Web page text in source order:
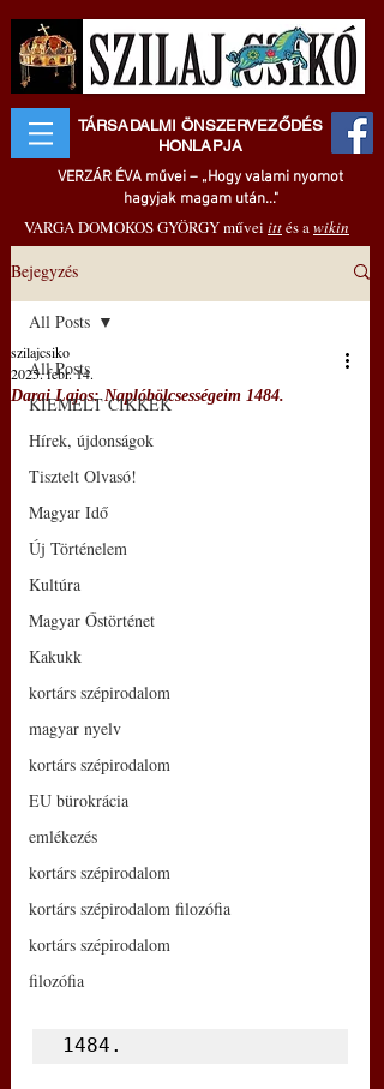
TÁRSADALMI ÖNSZERVEZŐDÉS
HONLAPJA
VERZÁR ÉVA művei – „Hogy valami nyomot
hagyjak magam után..."
VARGA DOMOKOS GYÖRGY művei ittés awikin
Bejegyzés
All Posts
KIEMELT CIKKEK
Hírek, újdonságok
Tisztelt Olvasó!
Magyar Idő
Új Történelem
Kultúra
Magyar Őstörténet
Kakukk
kortárs szépirodalom
magyar nyelv
kortárs szépirodalom
EU bürokrácia
emlékezés
kortárs szépirodalom
kortárs szépirodalom filozófia
kortárs szépirodalom
filozófia
All Posts
Darai Lajos: Naplóbölcsességeim 1484.
szilajcsiko
2025. febr. 14.
1484.